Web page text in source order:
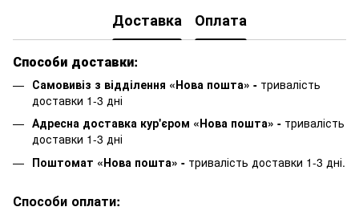
Доставка Оплата
Способи доставки:
Самовивіз з відділення «Нова пошта» - тривалість
доставки 1-3 дні
Адресна доставка кур'єром «Нова пошта» - тривалість
доставки 1-3 дні
Поштомат «Нова пошта» - тривалість доставки 1-3 дні.
Способи оплати: